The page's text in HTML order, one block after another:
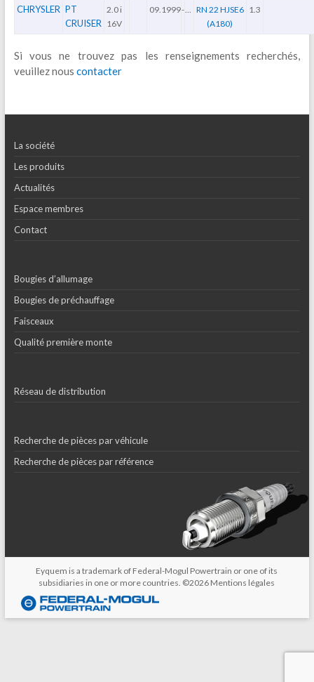
CHRYSLER PT
CRUISER
2.0 i
16V
09.1999-
RN 22 HJSE6
(A180)
1.3
Si vous ne trouvez pas les renseignements recherchés,
veuillez nous contacter
La société
Les produits
Actualités
Espace membres
Contact
Bougies d’allumage
Bougies de préchauffage
Faisceaux
Qualité première monte
Réseau de distribution
Recherche de pièces par véhicule
Recherche de pièces par référence
Eyquem is a trademark of Federal-Mogul Powertrain or one of its
subsidiaries in one or more countries. ©2026 Mentions légales